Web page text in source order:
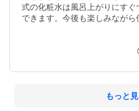
式の化粧水は風呂上がりにす
できます。今後も楽しみながら
もっと